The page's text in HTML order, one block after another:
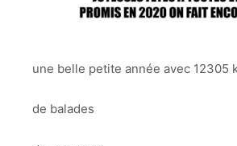
une belle petite année avec 12305
de balades